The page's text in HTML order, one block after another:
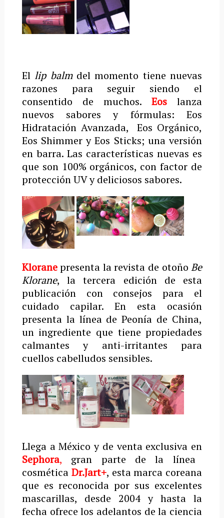
El lip balmdel momento tiene nuevas
razones para seguir siendo el
consentido de muchos.Eos lanza
nuevos sabores y fórmulas: Eos
Hidratación Avanzada, Eos Orgánico,
Eos Shimmer y Eos Sticks; una versión
en barra. Las características nuevas es
que son 100% orgánicos, con factor de
protección UV y deliciosos sabores.
Kloranepresenta la revista de otoñoBe
Klorane, la tercera edición de esta
publicación con consejos para el
cuidado capilar. En esta ocasión
presenta la línea de Peonía de China,
un ingrediente que tiene propiedades
calmantes y anti-irritantes para
cuellos cabelludos sensibles.
Llega a México y de venta exclusiva en
Sephora, gran parte de la línea
cosmética Dr.Jart+, esta marca coreana
que es reconocida por sus excelentes
mascarillas, desde 2004 y hasta la
fecha ofrece los adelantos de la ciencia